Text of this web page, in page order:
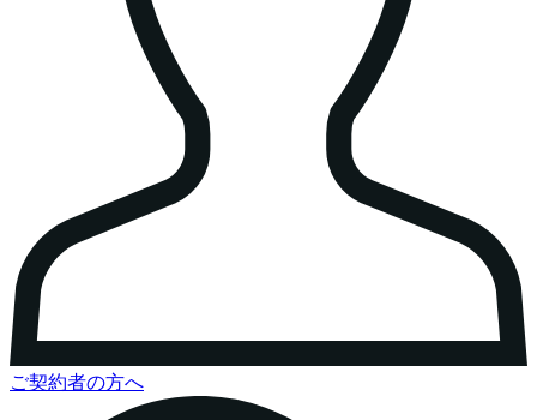
ご契約者の方へ